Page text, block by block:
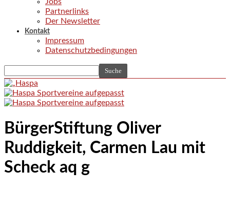
Partnerlinks
Der Newsletter
Kontakt
Impressum
Datenschutzbedingungen
BürgerStiftung Oliver
Ruddigkeit, Carmen Lau mit
Scheck aq g